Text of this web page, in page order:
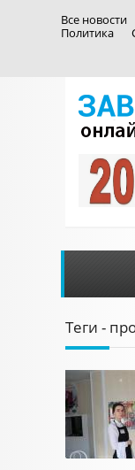
Все новости
Политика
Теги -